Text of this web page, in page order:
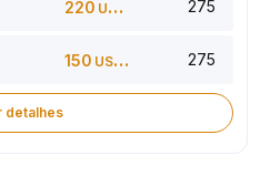
220 USDT 275
150 USDT 275
detalhes